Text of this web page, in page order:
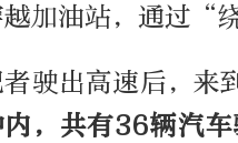
越加油站，通过“
驶出高速后，来
，共有36辆汽